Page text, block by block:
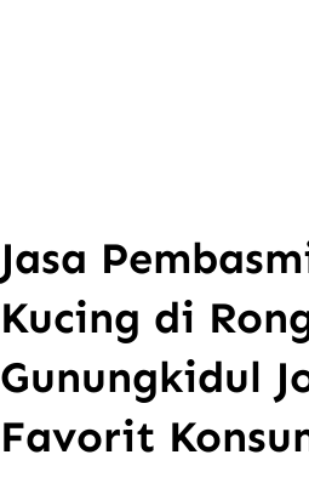
Jasa
Kucing di
Gunungkidul
Favorit